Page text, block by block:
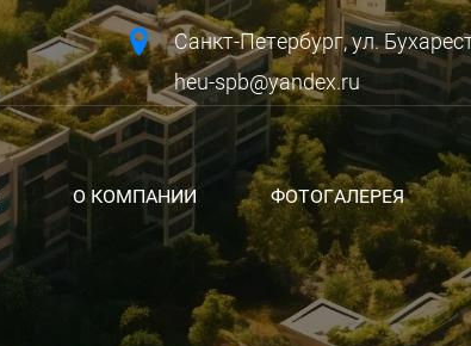
Санкт-Петербург, ул.
heu-spb@yandex.ru
О КОМПАНИИ ФОТОГАЛЕРЕЯ